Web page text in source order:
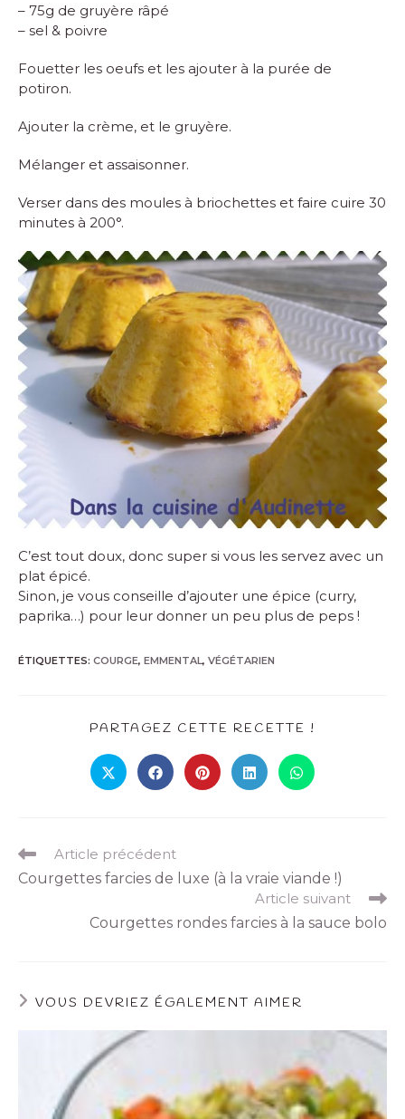
– 75g de gruyère râpé
– sel & poivre
Fouetter les oeufs et les ajouter à la purée de
potiron.
Ajouter la crème, et le gruyère.
Mélanger et assaisonner.
Verser dans des moules à briochettes et faire cuire 30
minutes à 200°.
C’est tout doux, donc super si vous les servez avec un
plat épicé.
Sinon, je vous conseille d’ajouter une épice (curry,
paprika…) pour leur donner un peu plus de peps !
ÉTIQUETTES: COURGE, EMMENTAL, VÉGÉTARIEN
PARTAGEZ CETTE RECETTE !
Article précédent
Courgettes farcies de luxe (à la vraie viande !)
Article suivant
Courgettes rondes farcies à la sauce bolo
VOUS DEVRIEZ ÉGALEMENT AIMER